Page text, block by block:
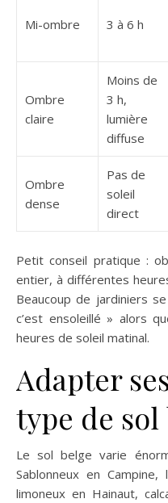
Mi-ombre 3 à 6 h
Ombre
claire
Moins de
3 h,
lumière
diffuse
Ombre
dense
Pas de
soleil
direct
Petit conseil pratique :
entier, à différentes
Beaucoup de jardiniers
c’est ensoleillé » alors
heures de soleil matinal.
Adapter
type de sol
Le sol belge varie
Sablonneux en
limoneux en Hainaut,